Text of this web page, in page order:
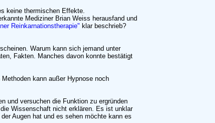
keine thermischen Effekte.
Mediziner Brian Weiss herausfand und
Reinkarnationstherapie" klar beschrieb?
Warum kann sich jemand unter
Fakten. Manches davon konnte bestätigt
kann außer Hypnose noch
und versuchen die Funktion zu ergründen
Wissenschaft nicht erklären. Es ist unklar
Augen hat und es sehen möchte kann es